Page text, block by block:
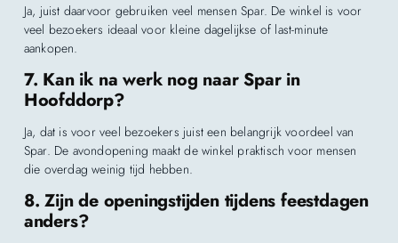
Ja, juist daarvoor gebruiken veel mensen Spar. De winkel is voor
veel bezoekers ideaal voor kleine dagelijkse of last-minute
aankopen.
7. Kan ik na werk nog naar Spar in
Hoofddorp?
Ja, dat is voor veel bezoekers juist een belangrijk voordeel van
Spar. De avondopening maakt de winkel praktisch voor mensen
die overdag weinig tijd hebben.
8. Zijn de openingstijden tijdens feestdagen
anders?